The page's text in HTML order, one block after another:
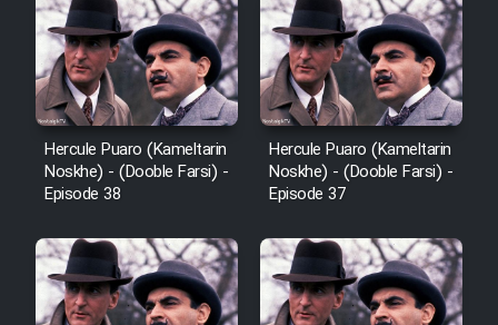
Cartoon Robin Hood - Dooble
Farsi (Ghabl Az Enghelab)
Serial Ayeneh 1364
Serial Bazam Madresam Dir
Shod 1362
Serial Hojr ebn Oday 1381
Hercule Puaro (Kameltarin
Noskhe) - (Dooble Farsi) -
Episode 38
Hercule Puaro (Kameltarin
Noskhe) - (Dooble Farsi) -
Episode 37